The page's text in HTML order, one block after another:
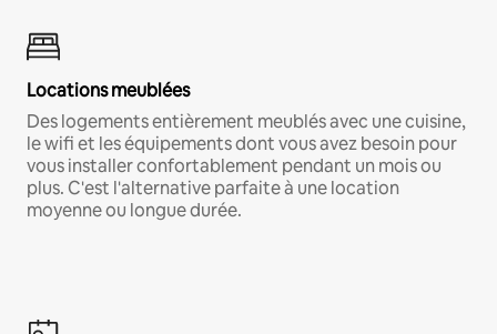
Locations meublées
Des logements entièrement meublés avec une cuisine,
le wifi et les équipements dont vous avez besoin pour
vous installer confortablement pendant un mois ou
plus. C'est l'alternative parfaite à une location
moyenne ou longue durée.